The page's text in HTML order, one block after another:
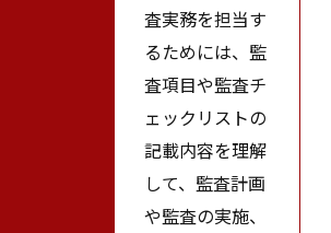
査実務を担当す
るためには、監
査項目や監査チ
ェックリストの
記載内容を理解
して、監査計画
や監査の実施、